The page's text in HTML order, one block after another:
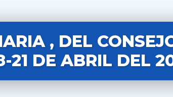
, DEL
21 DE ABRIL DEL